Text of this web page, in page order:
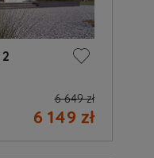
2
6 649 zł
6 149 zł